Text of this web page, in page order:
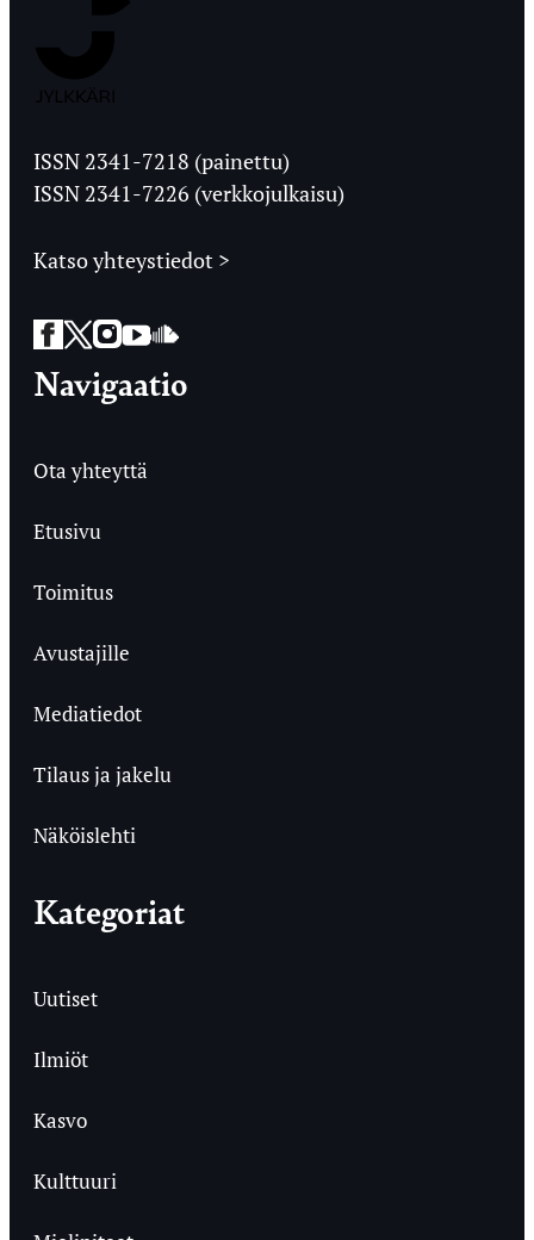
Ylioppilaslehti
ISSN 2341-7218 (painettu)
ISSN 2341-7226 (verkkojulkaisu)
Katso yhteystiedot >
Facebook
Twitter
Instagram
YouTube
SoundCloud
Navigaatio
Ota yhteyttä
Etusivu
Toimitus
Avustajille
Mediatiedot
Tilaus ja jakelu
Näköislehti
Kategoriat
Uutiset
Ilmiöt
Kasvo
Kulttuuri